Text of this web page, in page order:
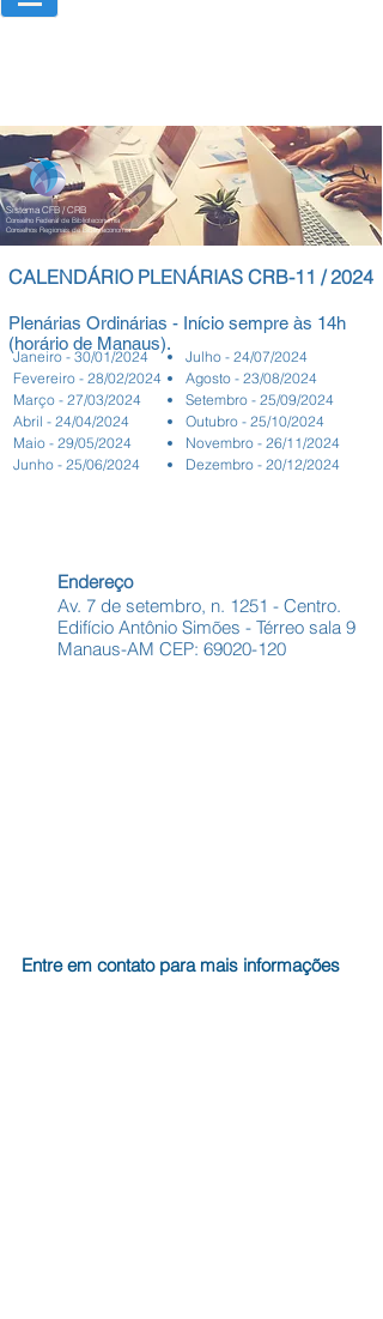
Sistema CFB / CRB
Conselho Federal de Biblioteconomia
Conselhos Regionais de Biblioteconomia
CALENDÁRIO PLENÁRIAS CRB-11 / 2024
Plenárias Ordinárias - Início sempre às 14h
(horário de Manaus).
Julho - 24/07/2024
Agosto - 23/08/2024
Setembro - 25/09/2024
Outubro - 25/10/2024
Novembro - 26/11/2024
Dezembro - 20/12/2024
Janeiro - 30/01/2024
Fevereiro - 28/02/2024
Março - 27/03/2024
Abril - 24/04/2024
Maio - 29/05/2024
Junho - 25/06/2024
Endereço
Av. 7 de setembro, n. 1251 - Centro.
Edifício Antônio Simões - Térreo sala 9
Manaus-AM CEP: 69020-120
Entre em contato para mais informações